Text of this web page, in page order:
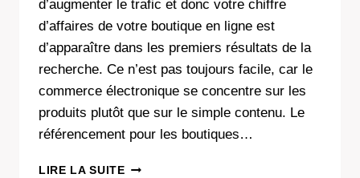
d’augmenter le trafic et donc votre chiffre
d’affaires de votre boutique en ligne est
d’apparaître dans les premiers résultats de la
recherche. Ce n’est pas toujours facile, car le
commerce électronique se concentre sur les
produits plutôt que sur le simple contenu. Le
référencement pour les boutiques…
LIRE LA SUITEE-